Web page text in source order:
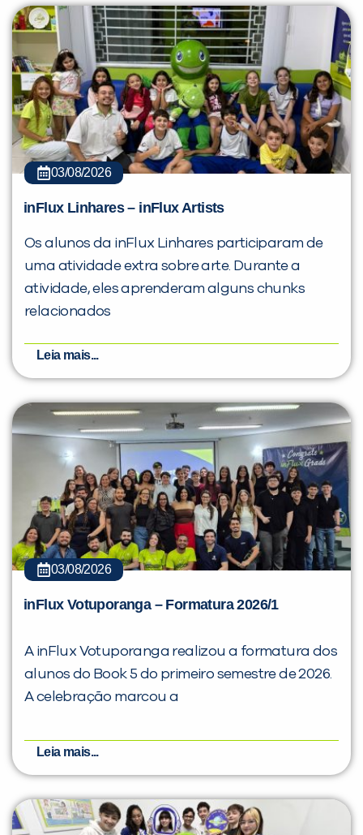
03/08/2026
inFlux Linhares – inFlux Artists
Os alunos da inFlux Linhares participaram de
uma atividade extra sobre arte. Durante a
atividade, eles aprenderam alguns chunks
relacionados
Leia mais...
03/08/2026
inFlux Votuporanga – Formatura 2026/1
A inFlux Votuporanga realizou a formatura dos
alunos do Book 5 do primeiro semestre de 2026.
A celebração marcou a
Leia mais...